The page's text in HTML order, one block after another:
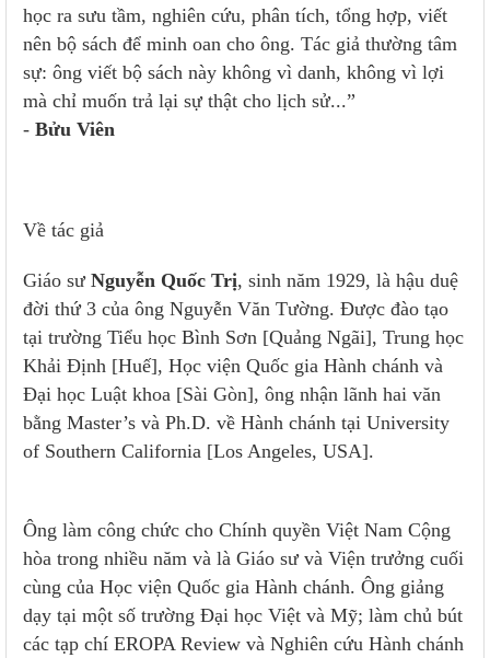
học ra sưu tầm, nghiên cứu, phân tích, tổng hợp, viết
nên bộ sách để minh oan cho ông. Tác giả thường tâm
sự: ông viết bộ sách này không vì danh, không vì lợi
mà chỉ muốn trả lại sự thật cho lịch sử...”
- Bửu Viên
Về tác giả
Giáo sư Nguyễn Quốc Trị, sinh năm 1929, là hậu duệ
đời thứ 3 của ông Nguyễn Văn Tường. Được đào tạo
tại trường Tiểu học Bình Sơn [Quảng Ngãi], Trung học
Khải Định [Huế], Học viện Quốc gia Hành chánh và
Đại học Luật khoa [Sài Gòn], ông nhận lãnh hai văn
bằng Master’s và Ph.D. về Hành chánh tại University
of Southern California [Los Angeles, USA].
Ông làm công chức cho Chính quyền Việt Nam Cộng
hòa trong nhiều năm và là Giáo sư và Viện trưởng cuối
cùng của Học viện Quốc gia Hành chánh. Ông giảng
dạy tại một số trường Đại học Việt và Mỹ; làm chủ bút
các tạp chí EROPA Review và Nghiên cứu Hành chánh